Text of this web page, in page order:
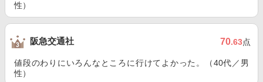
性）
阪急交通社 70.63点
値段のわりにいろんなところに行けてよかった。（40代／男
性）